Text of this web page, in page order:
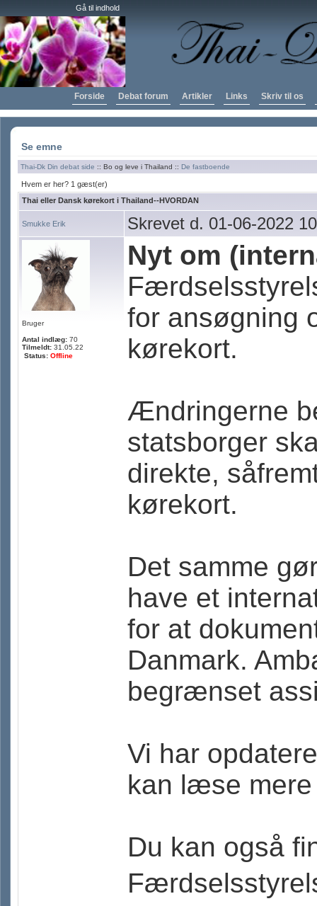
Gå til indhold
Forside Debat forum Artikler Links Skriv til os
Se emne
Thai-Dk Din debat side :: Bo og leve i Thailand :: De fastboende
Hvem er her? 1 gæst(er)
Thai eller Dansk kørekort i Thailand--HVORDAN
Smukke Erik Skrevet d. 01-06-2022
Bruger
Antal indlæg: 70
Tilmeldt: 31.05.22
Status: Offline
Nyt om
for ansøgning
kørekort.
Ændringerne
statsborger
direkte,
kørekort.
Det samme
have et
for at
Danmark.
begrænset
Vi har
kan læse mere
Du kan også